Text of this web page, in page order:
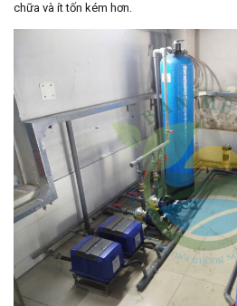
chữa và ít tốn kém hơn.